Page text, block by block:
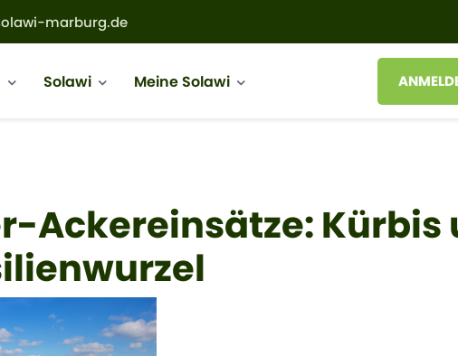
marburg.de
Solawi Meine Solawi
User
Ackereinsätze: Kürbis